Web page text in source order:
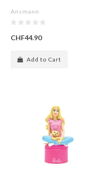
Ansmann
CHF44.90
Add to Cart